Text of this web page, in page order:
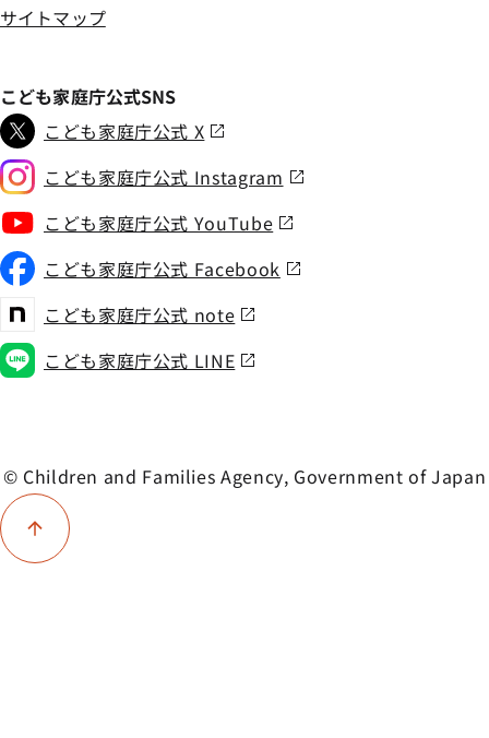
サイトマップ
こども家庭庁公式SNS
こども家庭庁公式 X
こども家庭庁公式 Instagram
こども家庭庁公式 YouTube
こども家庭庁公式 Facebook
こども家庭庁公式 note
こども家庭庁公式 LINE
© Children and Families Agency, Government of Japan